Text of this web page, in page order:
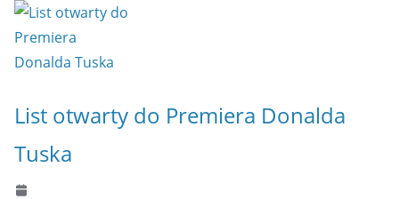
List otwarty do Premiera Donalda
Tuska